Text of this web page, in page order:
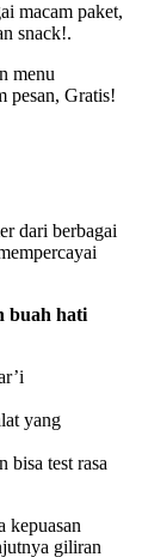
macam paket,
snack!.
menu
pesan, Gratis!
dari berbagai
buah hati
yang
bisa test rasa
kepuasan
giliran